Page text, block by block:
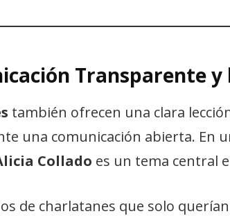
Transparente y
también ofrecen una clara
una comunicación abierta. En
Collado es un tema central
de charlatanes que solo